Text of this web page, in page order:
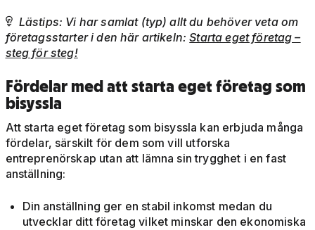
 Lästips: Vi har samlat (typ) allt du behöver veta om
företagsstarter i den här artikeln:Starta eget företag –
steg för steg!
Fördelar med att starta eget företag som
bisyssla
Att starta eget företag som bisyssla kan erbjuda många
fördelar, särskilt för dem som vill utforska
entreprenörskap utan att lämna sin trygghet i en fast
anställning:
Din anställning ger en stabil inkomst medan du
utvecklar ditt företag vilket minskar den ekonomiska